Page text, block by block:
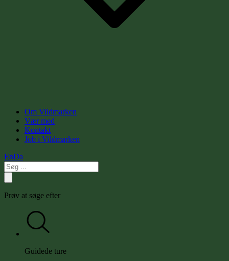
Om Vildmarken
Vær med
Kontakt
Job i Vildmarken
EnDa
Prøv at søge efter
Guidede ture